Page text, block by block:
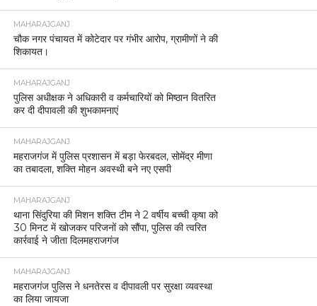
MAHARAJGANJ
चौक नगर पंचायत में कोटेदार पर गंभीर आरोप, ग्रामीणों ने की
शिकायत।
MAHARAJGANJ
पुलिस अधीक्षक ने अधिकारी व कर्मचारियों को मिष्ठान वितरित
कर दी दीपावली की शुभकामनाएं
MAHARAJGANJ
महराजगंज में पुलिस प्रशासन में बड़ा फेरबदल, सोमेंद्र मीणा
का तबादला, शक्ति मोहन अवस्थी बने नए एसपी
MAHARAJGANJ
थाना सिंदुरिया की मिशन शक्ति टीम ने 2 वर्षीय बच्ची कृषा को
30 मिनट में खोजकर परिजनों को सौंपा, पुलिस की त्वरित
कार्रवाई ने जीता दिलमहराजगंज
MAHARAJGANJ
महराजगंज पुलिस ने धनतेरस व दीपावली पर सुरक्षा व्यवस्था
का लिया जायजा